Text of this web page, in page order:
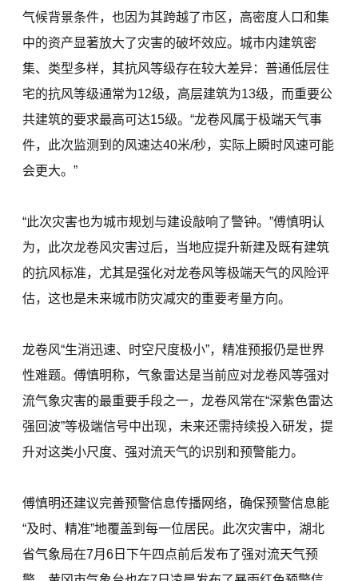
气候背景条件，也因为其跨越了市区，高密度人口和集
中的资产显著放大了灾害的破坏效应。城市内建筑密
集、类型多样，其抗风等级存在较大差异：普通低层住
宅的抗风等级通常为12级，高层建筑为13级，而重要公
共建筑的要求最高可达15级。“龙卷风属于极端天气事
件，此次监测到的风速达40米/秒，实际上瞬时风速可能
会更大。”
“此次灾害也为城市规划与建设敲响了警钟。”傅慎明认
为，此次龙卷风灾害过后，当地应提升新建及既有建筑
的抗风标准，尤其是强化对龙卷风等极端天气的风险评
估，这也是未来城市防灾减灾的重要考量方向。
龙卷风“生消迅速、时空尺度极小”，精准预报仍是世界
性难题。傅慎明称，气象雷达是当前应对龙卷风等强对
流气象灾害的最重要手段之一，龙卷风常在“深紫色雷达
强回波”等极端信号中出现，未来还需持续投入研发，提
升对这类小尺度、强对流天气的识别和预警能力。
傅慎明还建议完善预警信息传播网络，确保预警信息能
“及时、精准”地覆盖到每一位居民。此次灾害中，湖北
省气象局在7月6日下午四点前后发布了强对流天气预